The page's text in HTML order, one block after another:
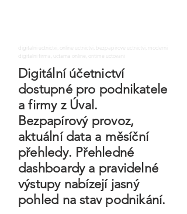
digitalni uctnictvi, online uctnictvi, bezpapirove uctnictvi, moderni
digitalni firma, uctarna online, ontime uctovani
Digitální účetnictví
dostupné pro podnikatele
a firmy z Úval.
Bezpapírový provoz,
aktuální data a měsíční
přehledy. Přehledné
dashboardy a pravidelné
výstupy nabízejí jasný
pohled na stav podnikání.